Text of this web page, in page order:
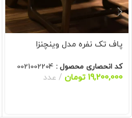
پاف تک نفره مدل وینچنزا
کد انحصاری محصول : 0021002204
19,200,000 تومان عدد